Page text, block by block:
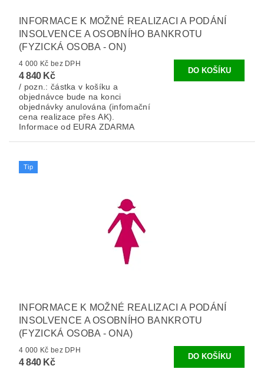
INFORMACE K MOŽNÉ REALIZACI A PODÁNÍ
INSOLVENCE A OSOBNÍHO BANKROTU
(FYZICKÁ OSOBA - ON)
4 000 Kč bez DPH
4 840 Kč
/ pozn.: částka v košíku a
objednávce bude na konci
objednávky anulována (infomační
cena realizace přes AK).
Informace od EURA ZDARMA
Tip
INFORMACE K MOŽNÉ REALIZACI A PODÁNÍ
INSOLVENCE A OSOBNÍHO BANKROTU
(FYZICKÁ OSOBA - ONA)
4 000 Kč bez DPH
4 840 Kč